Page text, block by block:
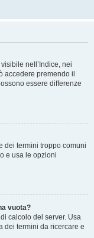
nell’Indice, nei
accedere premendo il
essere differenze
dei termini troppo comuni
e usa le opzioni
vuota?
calcolo del server. Usa
dei termini da ricercare e